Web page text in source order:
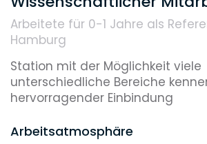
Weiterbildungsmöglichkeiten
Reputation
Arbeitete für 0-1 Jahre als
Hamburg
Station mit der Möglichkeit viele
unterschiedliche Bereiche
hervorragender Einbindung
Arbeitsatmosphäre